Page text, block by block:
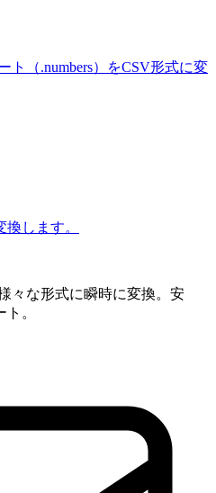
ト（.numbers）をCSV形式に変
します。
々な形式に瞬時に変換。安
。